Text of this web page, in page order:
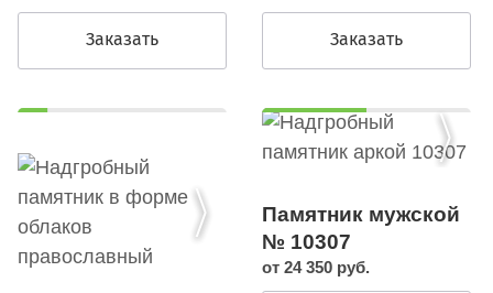
Заказать Заказать
Памятник мужской
№ 10307
от 24 350 руб.